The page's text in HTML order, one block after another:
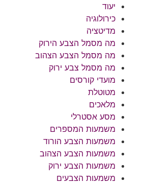
יעוד
כירולוגיה
מדיטציה
מה מסמל הצבע הירוק
מה מסמל הצבע הצהוב
מה מסמל צבע ירוק
מועדי קורסים
מטוטלת
מלאכים
מסע אסטרלי
משמעות המספרים
משמעות הצבע הורוד
משמעות הצבע הצהוב
משמעות הצבע ירוק
משמעות הצבעים